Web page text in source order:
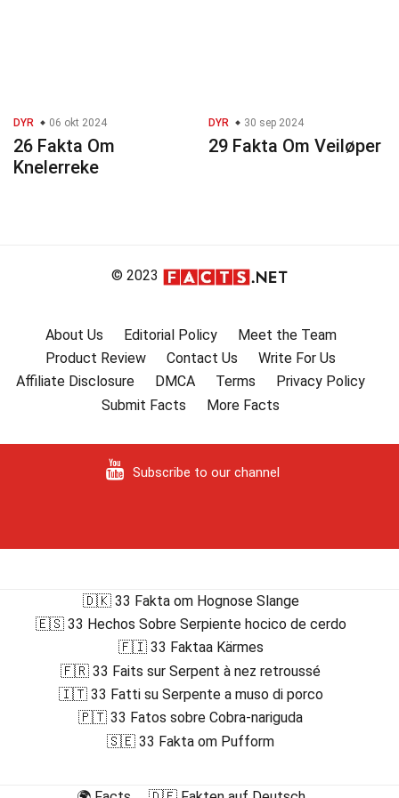
DYR 06 okt 2024
26 Fakta Om
Knelerreke
DYR 30 sep 2024
29 Fakta Om Veiløper
© 2023
About Us Editorial Policy
Meet the Team
Product Review
Contact Us
Write For Us
Affiliate Disclosure
DMCA Terms
Privacy Policy
Submit Facts
More Facts
Subscribe to our channel
🇩🇰 33 Fakta om Hognose Slange
🇪🇸 33 Hechos Sobre Serpiente hocico de cerdo
🇫🇮 33 Faktaa Kärmes
🇫🇷 33 Faits sur Serpent à nez retroussé
🇮🇹 33 Fatti su Serpente a muso di porco
🇵🇹 33 Fatos sobre Cobra-nariguda
🇸🇪 33 Fakta om Pufform